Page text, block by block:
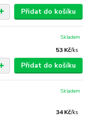
Přidat do košíku
53 Kč/ks
Skladem
Přidat do košíku
34 Kč/ks
Skladem